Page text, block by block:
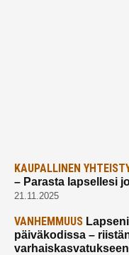
KAUPALLINEN
– Parasta lapsellesi
21.11.2025
VANHEMMUUS
päiväkodissa –